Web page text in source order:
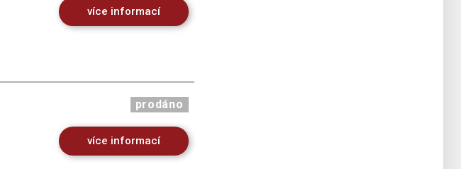
více informací
prodáno
více informací